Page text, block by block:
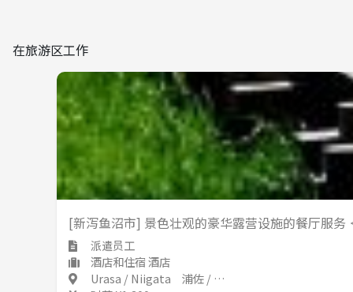
在旅游区工作
[新泻鱼沼市] 景色壮观的豪华露营设施的餐厅服务
派遣员工
酒店和住宿 酒店
Urasa / Niigata 浦佐 / 新潟県